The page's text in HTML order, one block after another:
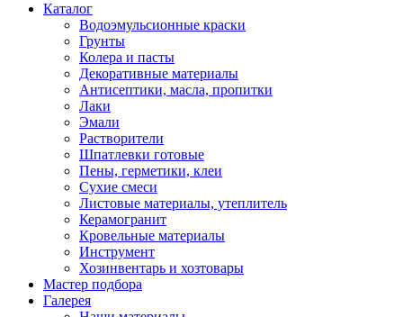
Каталог
Водоэмульсионные краски
Грунты
Колера и пасты
Декоративные материалы
Антисептики, масла, пропитки
Лаки
Эмали
Растворители
Шпатлевки готовые
Пены, герметики, клеи
Сухие смеси
Листовые материалы, утеплитель
Керамогранит
Кровельные материалы
Инструмент
Хозинвентарь и хозтовары
Мастер подбора
Галерея